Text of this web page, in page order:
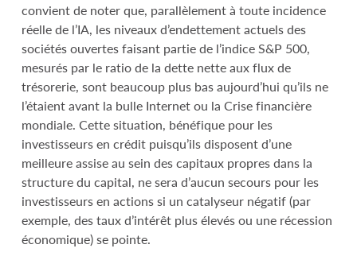
convient de noter que, parallèlement à toute incidence
réelle de l’IA, les niveaux d’endettement actuels des
sociétés ouvertes faisant partie de l’indice S&P 500,
mesurés par le ratio de la dette nette aux flux de
trésorerie, sont beaucoup plus bas aujourd’hui qu’ils ne
l’étaient avant la bulle Internet ou la Crise financière
mondiale. Cette situation, bénéfique pour les
investisseurs en crédit puisqu’ils disposent d’une
meilleure assise au sein des capitaux propres dans la
structure du capital, ne sera d’aucun secours pour les
investisseurs en actions si un catalyseur négatif (par
exemple, des taux d’intérêt plus élevés ou une récession
économique) se pointe.